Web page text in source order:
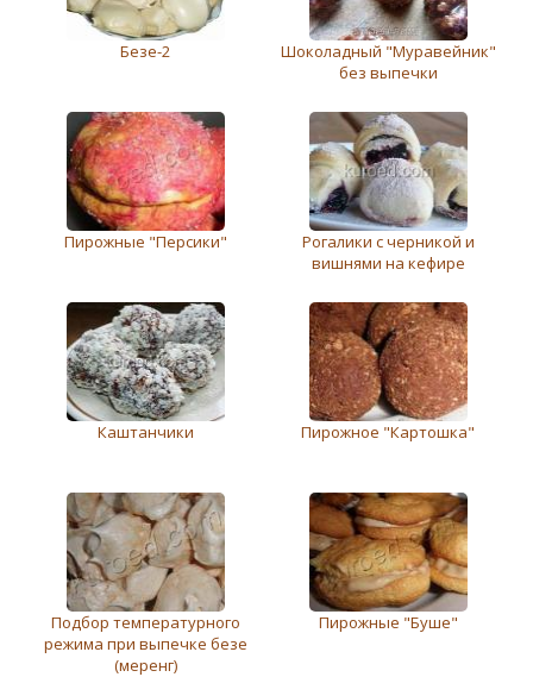
Безе-2
Шоколадный "Муравейник"
без выпечки
Пирожные "Персики"
Рогалики с черникой и
вишнями на кефире
Каштанчики Пирожное "Картошка"
Подбор температурного
режима при выпечке безе
(меренг)
Пирожные "Буше"